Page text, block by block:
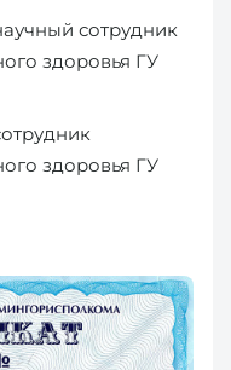
сотрудник
здоровья ГУ
здоровья ГУ